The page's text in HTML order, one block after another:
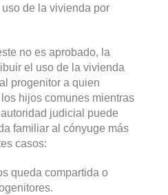
de la vivienda por
no es aprobado, la
el uso de la vivienda
progenitor a quien
hijos comunes mientras
judicial puede
familiar al cónyuge más
casos:
queda compartida o